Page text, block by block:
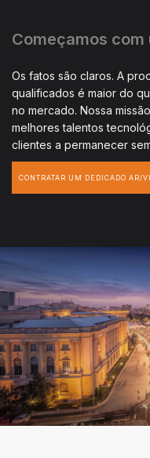
Começamos
Os fatos são claros. A
qualificados é maior do
no mercado. Nossa
melhores talentos
clientes a permanecer